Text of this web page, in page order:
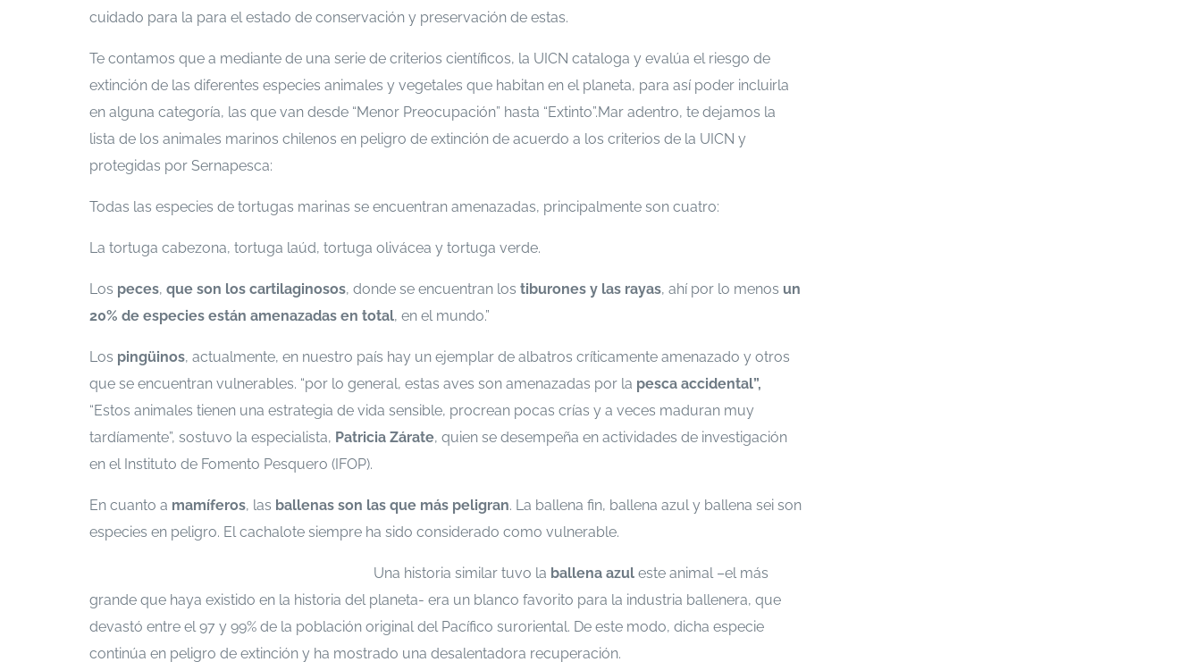
cuidado para la para el estado de conservación y preservación de estas.
Te contamos que a mediante de una serie de criterios científicos, la UICN cataloga y evalúa el riesgo de
extinción de las diferentes especies animales y vegetales que habitan en el planeta, para así poder incluirla
en alguna categoría, las que van desde “Menor Preocupación” hasta “Extinto”.Mar adentro, te dejamos la
lista de los animales marinos chilenos en peligro de extinción de acuerdo a los criterios de la UICN y
protegidas por Sernapesca:
Todas las especies de tortugas marinas se encuentran amenazadas, principalmente son cuatro:
La tortuga cabezona, tortuga laúd, tortuga olivácea y tortuga verde.
Los peces, que son los cartilaginosos, donde se encuentran los tiburones y las rayas, ahí por lo menos un
20% de especies están amenazadas en total, en el mundo.”
Los pingüinos, actualmente, en nuestro país hay un ejemplar de albatros críticamente amenazado y otros
que se encuentran vulnerables. “por lo general, estas aves son amenazadas por la pesca accidental”,
“Estos animales tienen una estrategia de vida sensible, procrean pocas crías y a veces maduran muy
tardíamente”, sostuvo la especialista, Patricia Zárate, quien se desempeña en actividades de investigación
en el Instituto de Fomento Pesquero (IFOP).
En cuanto a mamíferos, las ballenas son las que más peligran. La ballena fin, ballena azul y ballena sei son
especies en peligro. El cachalote siempre ha sido considerado como vulnerable.
Una historia similar tuvo la ballena azul este animal –el más
grande que haya existido en la historia del planeta- era un blanco favorito para la industria ballenera, que
devastó entre el 97 y 99% de la población original del Pacífico suroriental. De este modo, dicha especie
continúa en peligro de extinción y ha mostrado una desalentadora recuperación.